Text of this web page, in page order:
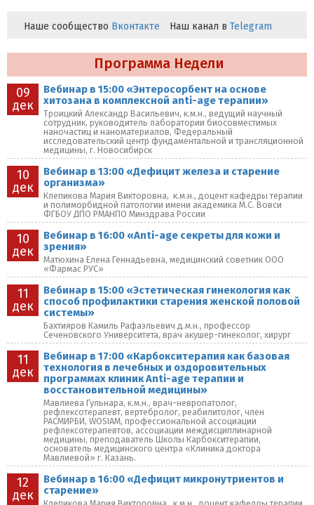
Наше сообщество Вконтакте Наш канал в Telegram
Программа Недели
09
дек
Вебинар в 15:00 «Энтеросорбент на основе
хитозана в комплексной anti-age терапии»
Троицкий Александр Васильевич, к.м.н., ведущий научный
сотрудник, руководитель лаборатории биосовместимых
наночастиц и наноматериалов, Федеральный
исследовательский центр фундаментальной и трансляционной
медицины, г. Новосибирск
10
дек
Вебинар в 13:00 «Дефицит железа и старение
организма»
Клепикова Мария Викторовна, к.м.н., доцент кафедры терапии
и полиморбидной патологии имени академика М.С. Вовси
ФГБОУ ДПО РМАНПО Минздрава России
10
дек
Вебинар в 16:00 «Anti-age секреты для кожи и
зрения»
Матюхина Елена Геннадьевна, медицинский советник ООО
«Фармас РУС»
11
дек
Вебинар в 15:00 «Эстетическая гинекология как
способ профилактики старения женской половой
системы»
Бахтияров Камиль Рафаэльевич д.м.н., профессор
Сеченовского Университета, врач акушер-гинеколог, хирург
11
дек
Вебинар в 17:00 «Карбокситерапия как базовая
технология в лечебных и оздоровительных
программах клиник Anti-age терапии и
восстановительной медицины»
Мавлиева Гульнара, к.м.н., врач-невропатолог,
рефлексотерапевт, вертебролог, реабилитолог, член
РАСМИРБИ, WOSIAM, профессиональной ассоциации
рефлексотерапевтов, ассоциации междисциплинарной
медицины, преподаватель Школы Карбокситерапии,
основатель медицинского центра «Клиника доктора
Мавлиевой» г. Казань.
12
дек
Вебинар в 16:00 «Дефицит микронутриентов и
старение»